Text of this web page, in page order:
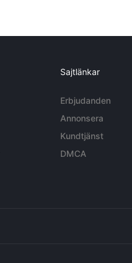
Sajtlänkar
Erbjudanden
Annonsera
Kundtjänst
DMCA